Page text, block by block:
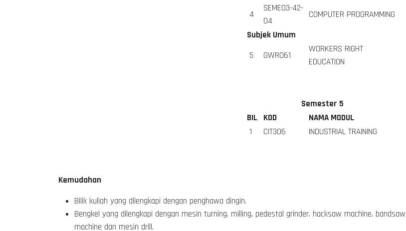
4
SEME03-42-
04
COMPUTER PROGRAMMING
Subjek Umum
5
GWR061
WORKERS RIGHT
EDUCATION
Semester 5
BIL KOD
NAMA MODUL
1
CIT306 INDUSTRIAL TRAINING
Kemudahan
Bilik kuliah yang dilengkapi dengan penghawa dingin.
Bengkel yang dilengkapi dengan mesin turning, milling, pedestal grinder, hacksaw machine, bandsaw
machine dan mesin drill.